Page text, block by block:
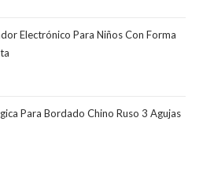
Electrónico Para Niños Con Forma
Para Bordado Chino Ruso 3 Agujas